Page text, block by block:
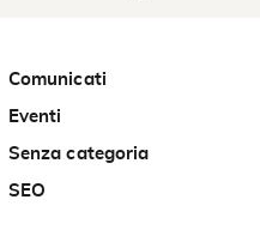
Comunicati
Eventi
Senza categoria
SEO